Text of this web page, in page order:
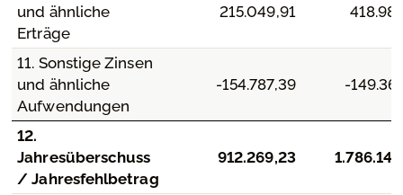
und ähnliche
Erträge
215.049,91
11. Sonstige Zinsen
und ähnliche
Aufwendungen
-154.787,39 -
12.
Jahresüberschuss
/ Jahresfehlbetrag
912.269,23